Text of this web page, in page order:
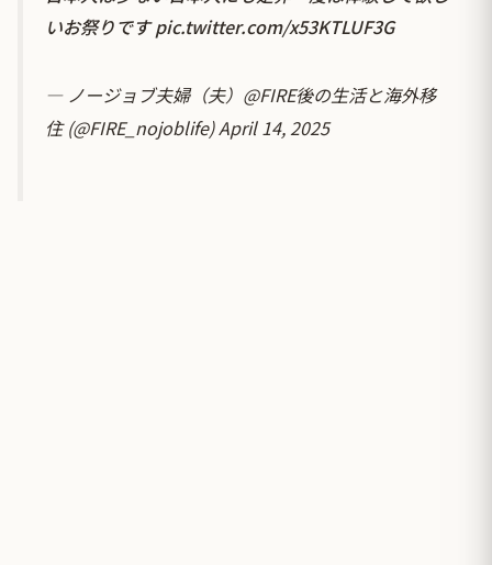
いお祭りですpic.twitter.com/x53KTLUF3G
— ノージョブ夫婦（夫）@FIRE後の生活と海外移
住 (@FIRE_nojoblife)April 14, 2025